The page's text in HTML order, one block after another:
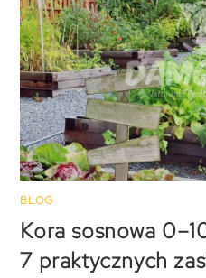
BLOG
Kora sosnowa
7 praktycznych